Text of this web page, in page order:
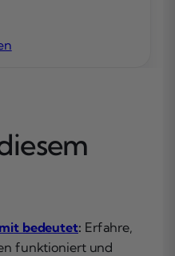
bedeutet: Erfahre,
funktioniert und